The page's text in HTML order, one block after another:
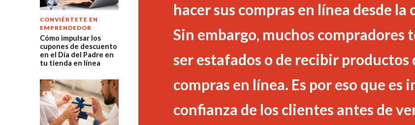
CONVIÉRTETE EN
EMPRENDEDOR
Cómo impulsar los
cupones de descuento
en el Día del Padre en
tu tienda en línea
hacer sus compras en línea desde la
Sin embargo, muchos compradores
ser estafados o de recibir productos
compras en línea. Es por eso que es
confianza de los clientes antes de